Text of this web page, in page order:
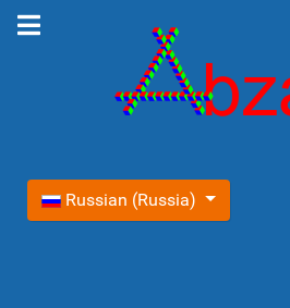
Выберите язык
Russian (Russia)